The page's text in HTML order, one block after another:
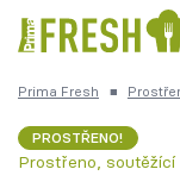
Česká kuchyně
Prima Fresh ■
PROSTŘENO!
Prostřeno, soutěžící